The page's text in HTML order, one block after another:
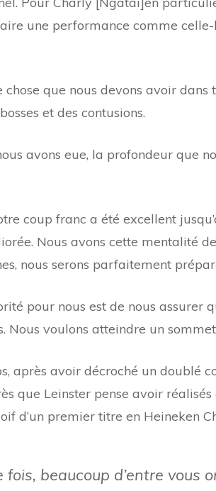
une performance comme
chose que nous devons avoir dans
et des contusions.
avons eue, la profondeur que
coup franc a été excellent
Nous avons cette mentalité
nous serons parfaitement
pour nous est de nous assurer
Nous voulons atteindre un
après avoir décroché un doublé
que Leinster pense avoir
d’un premier titre en Heineken
fois, beaucoup d’entre vous